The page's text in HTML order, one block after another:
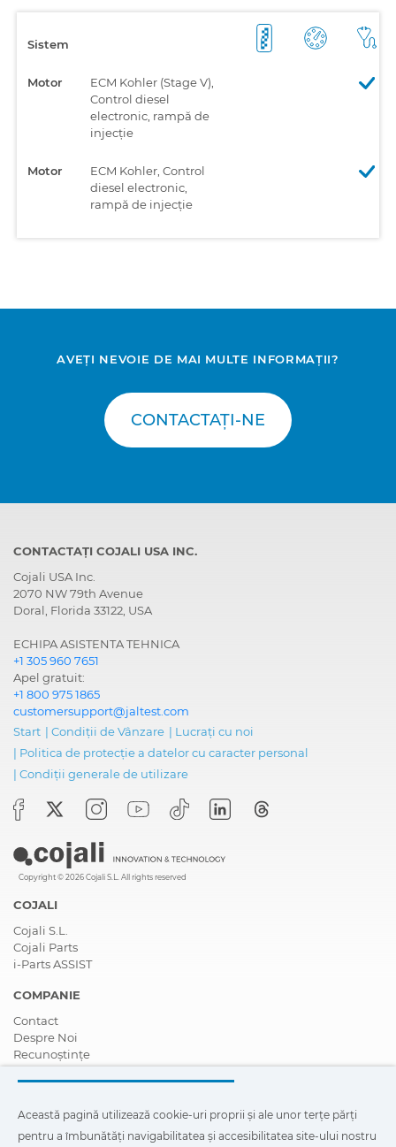
Sistem
Motor
ECM Kohler (Stage V),
Control diesel
electronic, rampă de
injecție
Motor
ECM Kohler, Control
diesel electronic,
rampă de injecție
AVEȚI NEVOIE DE MAI MULTE INFORMAȚII?
CONTACTAȚI-NE
CONTACTAȚI COJALI USA INC.
Cojali USA Inc.
2070 NW 79th Avenue
Doral, Florida 33122, USA
ECHIPA ASISTENTA TEHNICA
+1 305 960 7651
Apel gratuit:
+1 800 975 1865
customersupport@jaltest.com
Start | Condiții de Vânzare | Lucrați cu noi
| Politica de protecție a datelor cu caracter personal
| Condiții generale de utilizare
Copyright © 2026 Cojali S.L. All rights reserved
COJALI
Cojali S.L.
Cojali Parts
i-Parts ASSIST
COMPANIE
Contact
Despre Noi
Recunoștințe
Certificări
Responsabilitate Socială Corporativă
Știri
Videoclipuri
Această pagină utilizează cookie-uri proprii și ale unor terțe părți
pentru a îmbunătăți navigabilitatea și accesibilitatea site-ului nostru